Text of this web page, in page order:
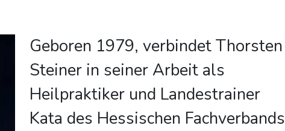
Geboren 1979, verbindet Thorsten
Steiner in seiner Arbeit als
Heilpraktiker und Landestrainer
Kata des Hessischen Fachverbands